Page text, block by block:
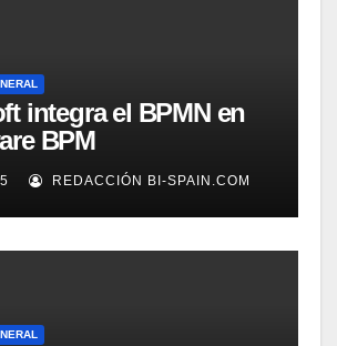
integra el BPMN en
BPM
REDACCIÓN BI-SPAIN.COM